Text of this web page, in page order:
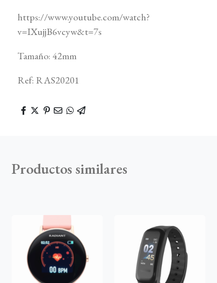
https://www.youtube.com/watch?
v=IXujjB6vcyw&t=7s
Tamaño: 42mm
Ref: RAS20201
Productos similares